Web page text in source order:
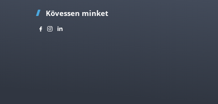
Kövessen minket